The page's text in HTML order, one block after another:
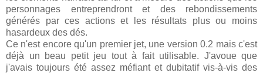
personnages entreprendront et des rebondissements
générés par ces actions et les résultats plus ou moins
hasardeux des dés.
Ce n'est encore qu'un premier jet, une version 0.2 mais c'est
déjà un beau petit jeu tout à fait utilisable. J'avoue que
j'avais toujours été assez méfiant et dubitatif vis-à-vis des